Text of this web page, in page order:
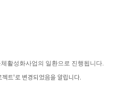
활성화사업의 일환으로 진행됩니다.
트'로 변경되었음을 알립니다.